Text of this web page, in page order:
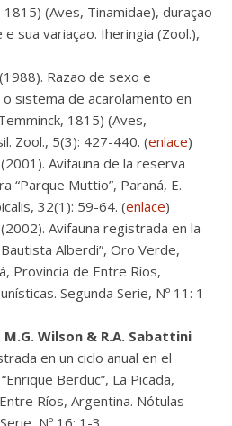
1815) (Aves, Tinamidae), duraçao
sua variaçao. Iheringia (Zool.),
(1988). Razao de sexo e
sistema de acarolamento en
1815) (Aves,
Zool., 5(3): 427-440. (enlace)
(2001). Avifauna de la reserva
“Parque Muttio”, Paraná, E.
32(1): 59-64. (enlace)
(2002). Avifauna registrada en la
Alberdi”, Oro Verde,
Provincia de Entre Ríos,
Segunda Serie, Nº 11: 1-
Wilson & R.A. Sabattini
en un ciclo anual en el
Berduc”, La Picada,
Ríos, Argentina. Nótulas
Nº 16: 1-3